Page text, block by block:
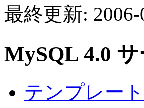
最終更新:
MySQL 4.0
テンプレー